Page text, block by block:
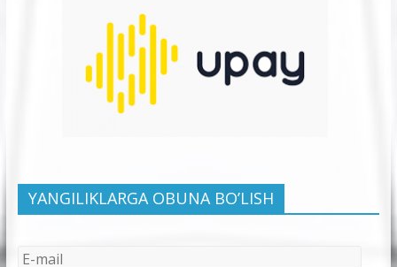
YANGILIKLARGA OBUNA BO’LISH